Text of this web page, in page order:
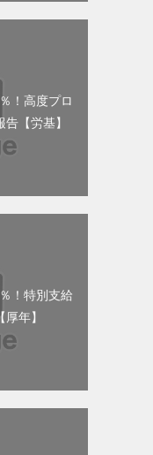
！高度プロ
【労基】
！特別支給
年】